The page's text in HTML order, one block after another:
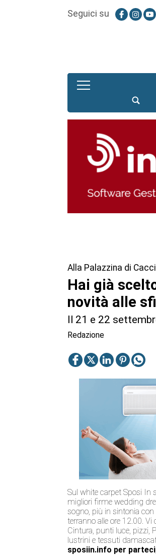
Seguici su
Alla Palazzina di
Hai già
novità alle
Il 21 e 22
Redazione
Sul white carpet Sposi In
migliori firme wedding
sogno, più in sintonia con
terranno alle ore 12.00.
Cintura, punti luce, pizzi,
lustrini e tessuti
sposiin.info per